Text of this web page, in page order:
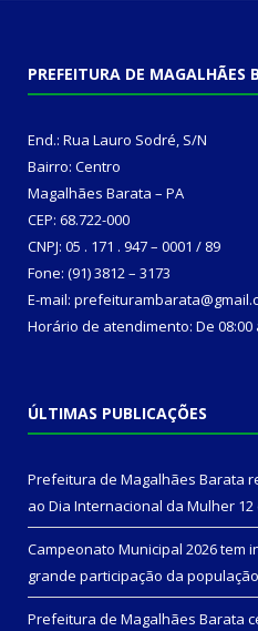
PREFEITURA DE MAGALHÃES
End.: Rua Lauro Sodré, S/N
Bairro: Centro
Magalhães Barata – PA
CEP: 68.722-000
CNPJ: 05 . 171 . 947 – 0001 / 89
Fone: (91) 3812 – 3173
E-mail:
Horário de atendimento: De 08:00
ÚLTIMAS PUBLICAÇÕES
Prefeitura de Magalhães Barata
ao Dia Internacional da Mulher
Campeonato Municipal 2026 tem
grande participação da população
Prefeitura de Magalhães Barata